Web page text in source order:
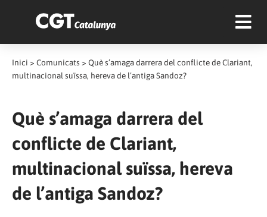
Inici > Comunicats > Què s’amaga darrera del conflicte de Clariant,
multinacional suïssa, hereva de l’antiga Sandoz?
Què s’amaga darrera del
conflicte de Clariant,
multinacional suïssa, hereva
de l’antiga Sandoz?